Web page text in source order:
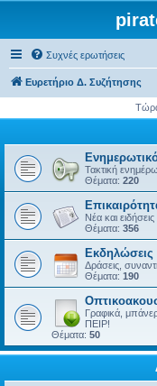
Συχνές ερωτήσεις
Ευρετήριο Δ. Συζήτησης
Τακτική
Θέματα: 220
Νέα και
Θέματα: 356
Εκδηλώσεις
Δράσεις,
Θέματα: 190
Γραφικά,
ΠΕΙΡ!
Θέματα: 50